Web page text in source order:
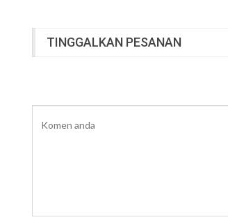
TINGGALKAN PESANAN